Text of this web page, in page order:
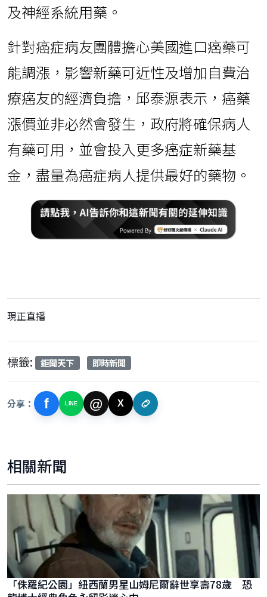
及神經系統用藥。
針對癌症病友團體擔心美國進口癌藥可
能調漲，影響新藥可近性及增加自費治
療癌友的經濟負擔，邱泰源表示，癌藥
漲價並非必然會發生，政府將確保病人
有藥可用，並會投入更多癌症新藥基
金，盡量為癌症病人提供最好的藥物。
現正直播
標籤: 鉅聞天下 即時新聞
分享： f LINE @ X
相關新聞
「侏羅紀公園」紐西蘭男星山姆尼爾辭世享壽78歲 恐